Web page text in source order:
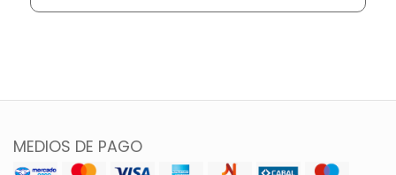
MEDIOS DE PAGO